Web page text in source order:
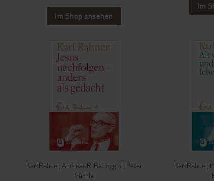
Im Shop ansehen
Im
Karl Rahner, Andreas R. Batlogg SJ, Peter
Suchla
Karl Rahner,